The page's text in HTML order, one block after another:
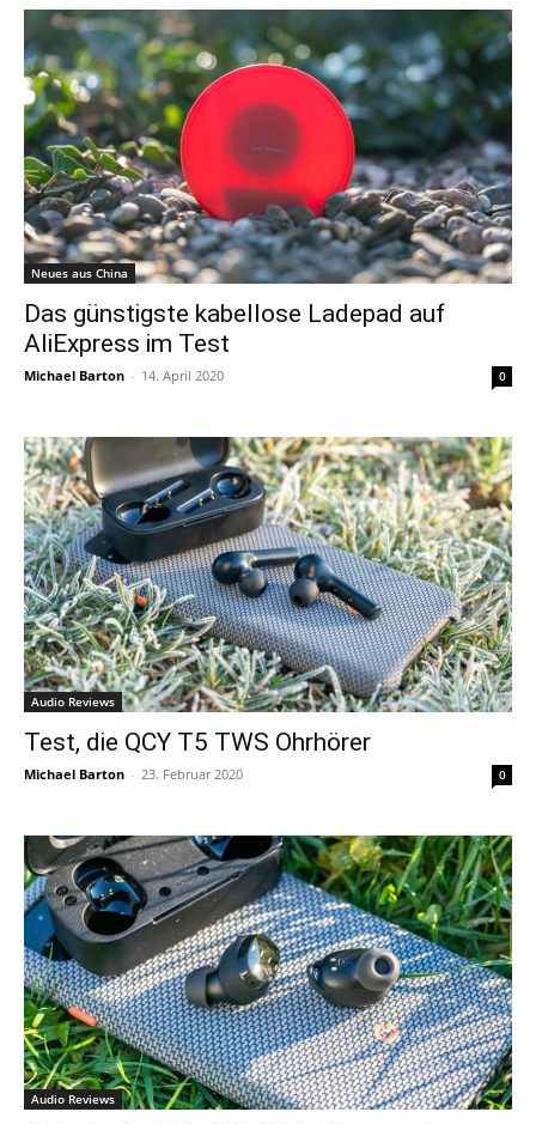
Neues aus China
Das günstigste kabellose Ladepad auf
AliExpress im Test
Michael Barton - 14. April 2020 0
Audio Reviews
Test, die QCY T5 TWS Ohrhörer
Michael Barton - 23. Februar 2020 0
Audio Reviews